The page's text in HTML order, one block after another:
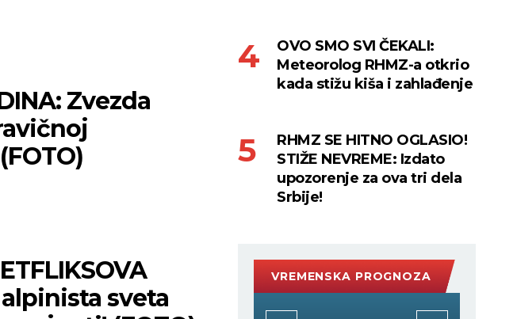
Zvezda
sveta
OVO SMO SVI ČEKALI:
Meteorolog RHMZ-a otkrio
kada stižu kiša i zahlađenje
RHMZ SE HITNO OGLASIO!
STIŽE NEVREME: Izdato
upozorenje za ova tri dela
Srbije!
VREMENSKA PROGNOZA